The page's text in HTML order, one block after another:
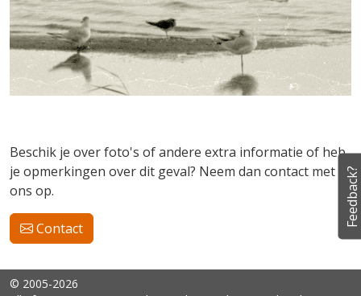
Beschik je over foto's of andere extra informatie of heb
je opmerkingen over dit geval? Neem dan contact met
ons op.
Contact
© 2005-2026
Feedback?